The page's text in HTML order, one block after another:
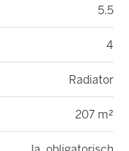
5.5
4
Radiator
207 m²